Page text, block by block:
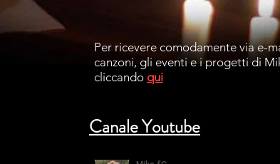
Per ricevere comodamente via e-
canzoni, gli eventi e i progetti di
cliccando qui
Canale Youtube